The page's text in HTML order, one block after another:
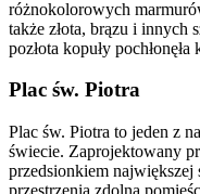
różnokolorowych
także złota, brązu i innych
pozłota kopuły
Plac św. Piotra
Plac św. Piotra to jeden z
świecie. Zaprojektowany
przedsionkiem największej